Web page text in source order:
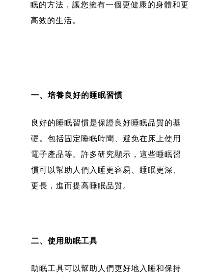
眠的方法，讓您擁有一個更健康的身體和更
高效的生活。
一、培養良好的睡眠習慣
良好的睡眠習慣是保證良好睡眠品質的基
礎。包括固定睡眠時間、避免在床上使用
電子產品等。許多研究顯示，這些睡眠習
慣可以幫助人們入睡更容易、睡眠更深、
更長，進而提高睡眠品質。
二、使用助眠工具
助眠工具可以幫助人們更好地入睡和保持